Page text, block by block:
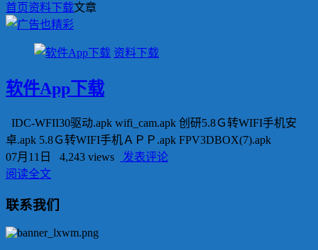
首页资料下载文章
资料下载
软件App下载
IDC-WFII30驱动.apk wifi_cam.apk 创研5.8Ｇ转WIFI手机安
卓.apk 5.8Ｇ转WIFI手机ＡＰＰ.apk FPV3DBOX(7).apk
07月11日
4,243 views
发表评论
阅读全文
联系我们